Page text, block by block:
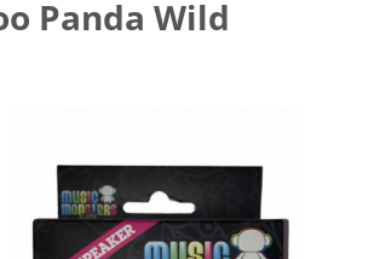
Panda Wild